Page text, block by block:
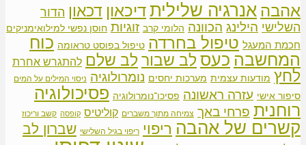
אהבה אנרגיה שליליתדיכאון דכאון הדור
השלישי הילינג הכוונה הלומי קרב זוגיות חוסן נפשי למילואימניקים
חכמת המעגל טיפול בחרדה טיפול בפוסט טראומה כוח
המחשבה כעס לב שבור לב שלם להתגרש אחרת
לחץ מודעות עצמית מערכות יחסים נומרולוגיה ניסוי המילים על המים
סיפור אישי עזרה ראשונה פסיכו־נומרולוגיה פסיכולוגיה
רוחנית פרחי באך צמיחה מתוך משברים קוליטיס קופסה קשב וריכוז
קשרים של אהבה ריפוי ריפוי בגיל השלישי שברון לב